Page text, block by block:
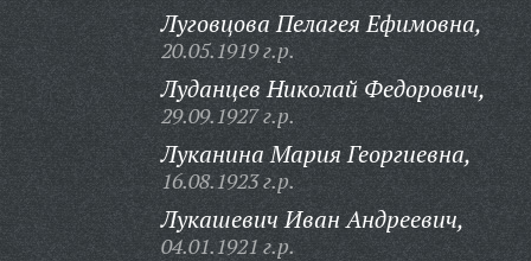
Луговцова Пелагея Ефимовна,
20.05.1919 г.р.
Луданцев Николай Федорович,
29.09.1927 г.р.
Луканина Мария Георгиевна,
16.08.1923 г.р.
Лукашевич Иван Андреевич,
04.01.1921 г.р.